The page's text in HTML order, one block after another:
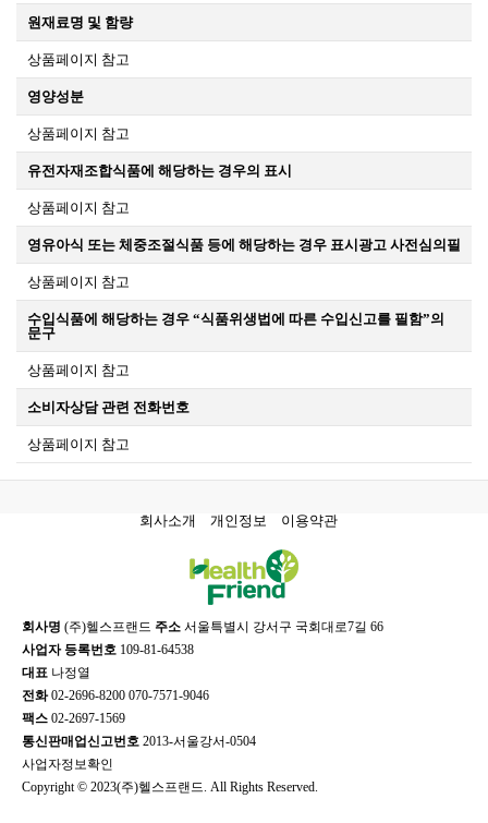
원재료명 및 함량
상품페이지 참고
영양성분
상품페이지 참고
유전자재조합식품에 해당하는 경우의 표시
상품페이지 참고
영유아식 또는 체중조절식품 등에 해당하는 경우 표시광고 사전심의필
상품페이지 참고
수입식품에 해당하는 경우 “식품위생법에 따른 수입신고를 필함”의
문구
상품페이지 참고
소비자상담 관련 전화번호
상품페이지 참고
회사소개 개인정보 이용약관
회사명 (주)헬스프랜드 주소 서울특별시 강서구 국회대로7길 66
사업자 등록번호 109-81-64538
대표 나정열
전화02-2696-8200 070-7571-9046
팩스 02-2697-1569
통신판매업신고번호 2013-서울강서-0504
사업자정보확인
Copyright © 2023(주)헬스프랜드. All Rights Reserved.